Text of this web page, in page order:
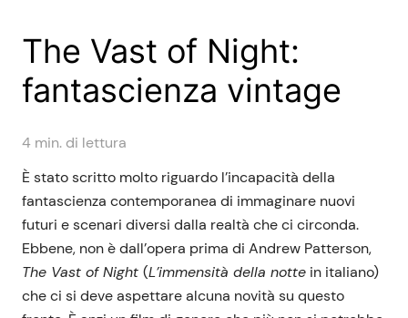
The Vast of Night:
fantascienza vintage
4 min. di lettura
È stato scritto molto riguardo l’incapacità della
fantascienza contemporanea di immaginare nuovi
futuri e scenari diversi dalla realtà che ci circonda.
Ebbene, non è dall’opera prima di Andrew Patterson,
The Vast of Night (L’immensità della notte in italiano)
che ci si deve aspettare alcuna novità su questo